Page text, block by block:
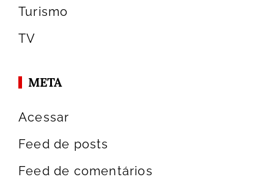
Turismo
TV
META
Acessar
Feed de posts
Feed de comentários